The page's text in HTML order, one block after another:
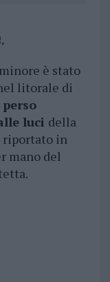
è stato
litorale di
perso
luci della
riportato in
mano del